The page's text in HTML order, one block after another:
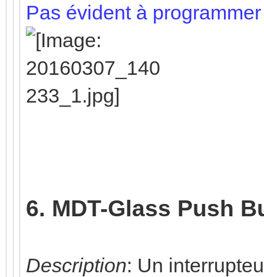
Pas évident à
6. MDT-Glass Push
Description: Un